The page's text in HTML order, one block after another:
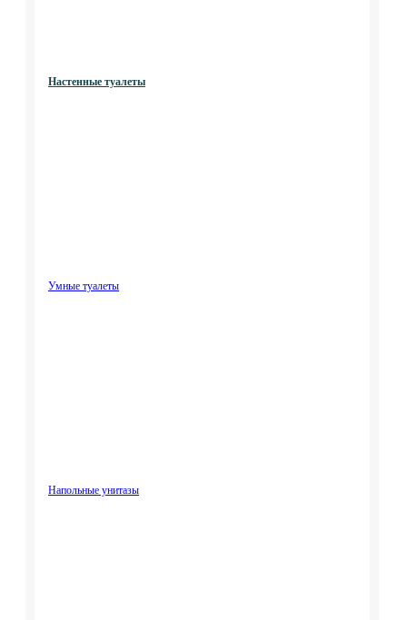
Настенные туалеты
Умные туалеты
Напольные унитазы